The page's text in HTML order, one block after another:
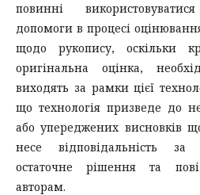
повинні
допомоги в процесі
щодо рукопису, оскільки
оригінальна оцінка,
виходять за рамки цієї
що технологія призведе до
або упереджених висновків
несе відповідальність за
остаточне рішення та
авторам.